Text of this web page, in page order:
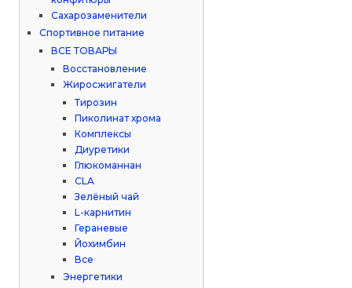
Сахарозаменители
Спортивное питание
ВСЕ ТОВАРЫ
Восстановление
Жиросжигатели
Тирозин
Пиколинат хрома
Комплексы
Диуретики
Глюкоманнан
CLA
Зелёный чай
L-карнитин
Гераневые
Йохимбин
Все
Энергетики